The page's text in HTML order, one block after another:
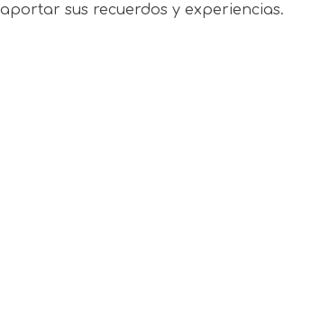
sus recuerdos y experiencias.